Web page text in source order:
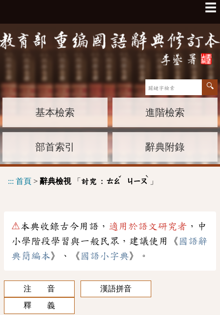
☰
基本檢索 進階檢索
部首索引 辭典附錄
::: 首頁 > 辭典檢視「 討究 : ㄊㄠ
ˇ
ㄐㄧㄡ
ˋ
」
⚠本典收錄古今用語， 適用於語文研究者 ，中
小學階段學習與一般民眾，建議使用《 國語辭
典簡編本》、《 國語小字典》。
注 音
漢語拼音
釋 義